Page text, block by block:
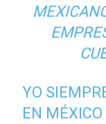
YO
EN